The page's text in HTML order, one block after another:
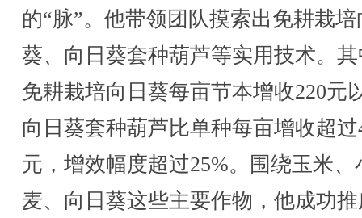
的“脉”。他带领团队摸索出免耕栽培
葵、向日葵套种葫芦等实用技术。
免耕栽培向日葵每亩节本增收220元
向日葵套种葫芦比单种每亩增收超过
元，增效幅度超过25%。围绕玉米、
麦、向日葵这些主要作物，他成功